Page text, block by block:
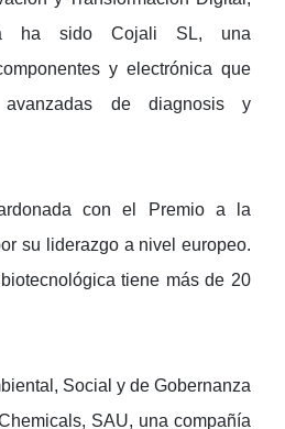
ha sido Cojali SL, una
y electrónica que
avanzadas de diagnosis y
con el Premio a la
su liderazgo a nivel europeo.
tiene más de 20
Social y de Gobernanza
SAU, una compañía